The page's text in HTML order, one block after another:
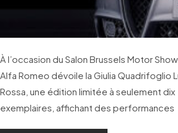
À l’occasion du Salon Brussels Motor
Alfa Romeo dévoile la Giulia Quadrifoglio
Rossa, une édition limitée à seulement dix
exemplaires, affichant des performances